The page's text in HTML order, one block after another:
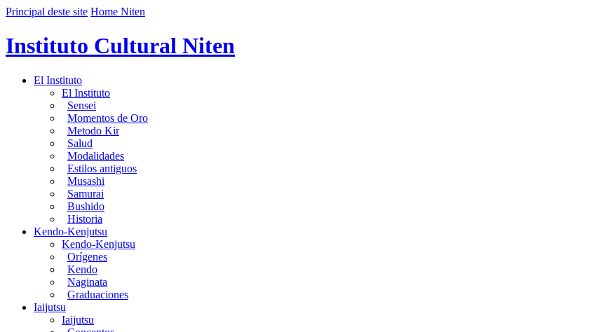
Principal deste site Home Niten
Instituto Cultural Niten
El Instituto
El Instituto
Sensei
Momentos de Oro
Metodo Kir
Salud
Modalidades
Estilos antiguos
Musashi
Samurai
Bushido
Historia
Kendo-Kenjutsu
Kendo-Kenjutsu
Orígenes
Kendo
Naginata
Graduaciones
Iaijutsu
Iaijutsu